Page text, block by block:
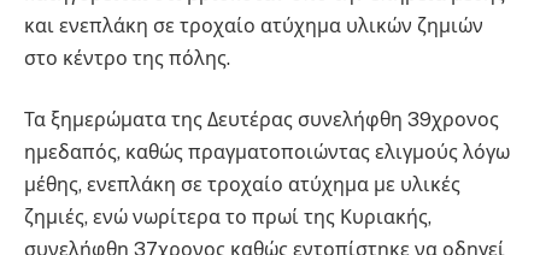
και ενεπλάκη σε τροχαίο ατύχημα υλικών ζημιών
στο κέντρο της πόλης.
Τα ξημερώματα της Δευτέρας συνελήφθη 39χρονος
ημεδαπός, καθώς πραγματοποιώντας ελιγμούς λόγω
μέθης, ενεπλάκη σε τροχαίο ατύχημα με υλικές
ζημιές, ενώ νωρίτερα το πρωί της Κυριακής,
συνελήφθη 37χρονος καθώς εντοπίστηκε να οδηγεί